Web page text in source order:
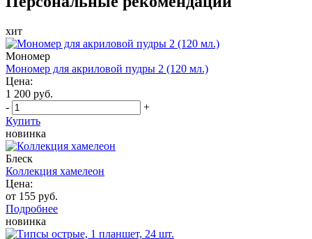
хит
Мономер
Мономер для акриловой пудры 2 (120 мл.)
Цена:
1 200 руб.
-
+
Купить
новинка
Блеск
Коллекция хамелеон
Цена:
от 155 руб.
Подробнее
новинка